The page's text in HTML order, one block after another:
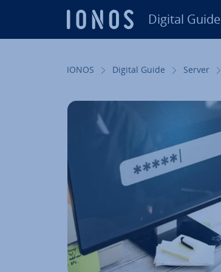
Digital Guide
IONOS Digital Guide Server